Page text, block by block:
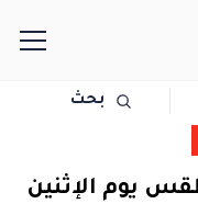
بحث
يوم الإثنين